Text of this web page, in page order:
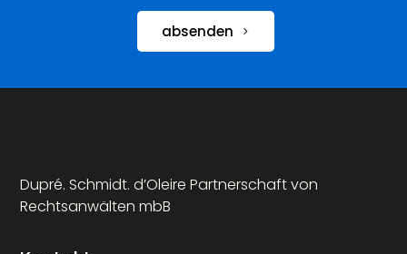
absenden
Dupré. Schmidt. d’Oleire Partnerschaft von
Rechtsanwälten mbB